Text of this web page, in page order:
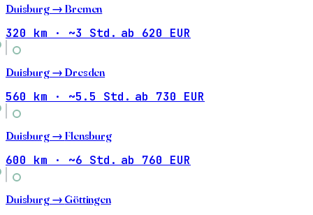
Duisburg → Bremen
320 km · ~3 Std. ab 620 EUR
Duisburg → Dresden
560 km · ~5.5 Std. ab 730 EUR
Duisburg → Flensburg
600 km · ~6 Std. ab 760 EUR
Duisburg → Göttingen